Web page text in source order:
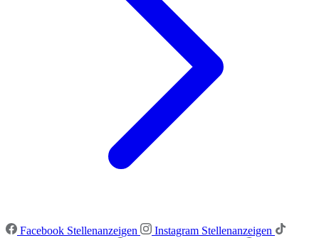
Facebook Stellenanzeigen
Instagram Stellenanzeigen